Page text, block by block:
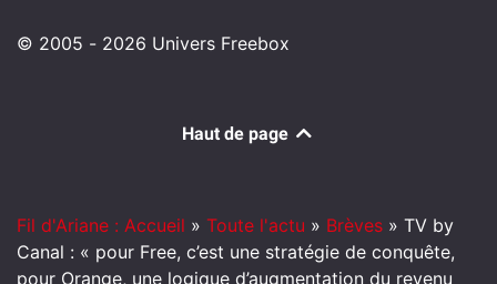
© 2005 - 2026 Univers Freebox
Haut de page
Fil d'Ariane : Accueil » Toute l'actu » Brèves » TV by
Canal : « pour Free, c’est une stratégie de conquête,
pour Orange, une logique d’augmentation du revenu